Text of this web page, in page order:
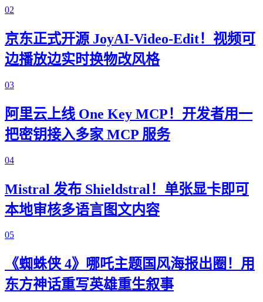
02
京东正式开源 JoyAI-Video-Edit！视频可
边播放边实时换物改风格
03
阿里云上线 One Key MCP！开发者用一
把密钥接入多家 MCP 服务
04
Mistral 发布 Shieldstral！单张显卡即可
本地审核多语言图文内容
05
《蜘蛛侠 4》哪吒主题国风海报出圈！用
东方神话重写英雄重生叙事